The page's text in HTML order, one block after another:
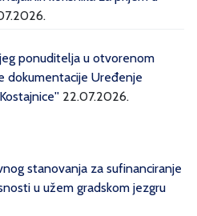
ponuditelja u otvorenom
dokumentacije Uređenje
22.07.2026.
stanovanja za sufinanciranje
u užem gradskom jezgru